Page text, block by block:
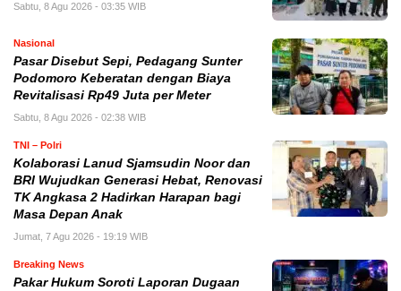
Sabtu, 8 Agu 2026 - 03:35 WIB
Nasional
Pasar Disebut Sepi, Pedagang Sunter
Podomoro Keberatan dengan Biaya
Revitalisasi Rp49 Juta per Meter
Sabtu, 8 Agu 2026 - 02:38 WIB
TNI – Polri
Kolaborasi Lanud Sjamsudin Noor dan
BRI Wujudkan Generasi Hebat, Renovasi
TK Angkasa 2 Hadirkan Harapan bagi
Masa Depan Anak
Jumat, 7 Agu 2026 - 19:19 WIB
Breaking News
Pakar Hukum Soroti Laporan Dugaan